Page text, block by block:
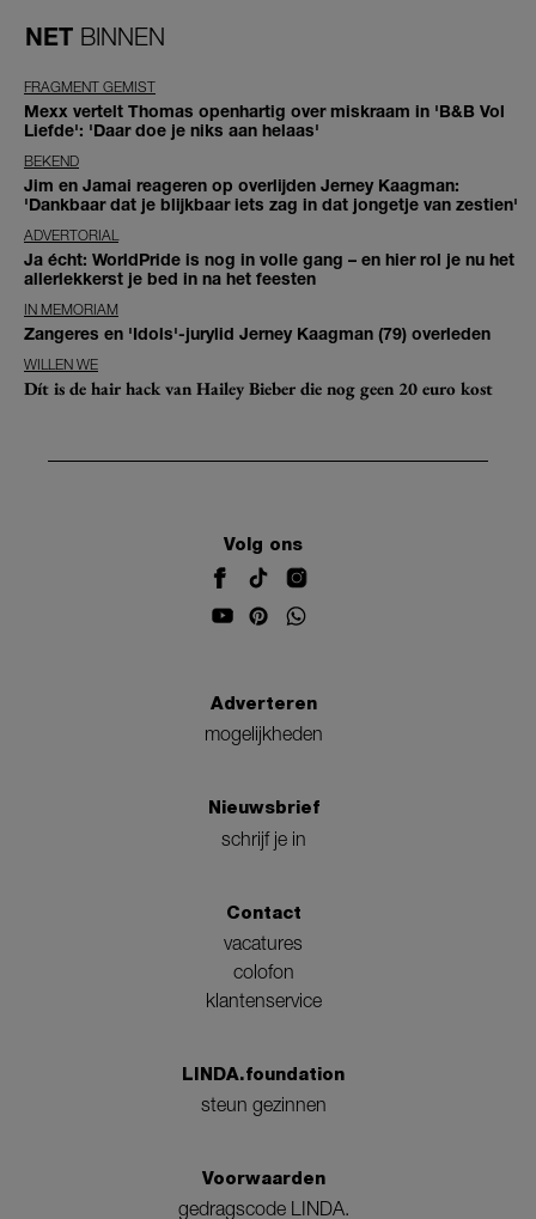
NET BINNEN
FRAGMENT GEMIST
Mexx vertelt Thomas openhartig over miskraam in 'B&B Vol
Liefde': 'Daar doe je niks aan helaas'
BEKEND
Jim en Jamai reageren op overlijden Jerney Kaagman:
'Dankbaar dat je blijkbaar iets zag in dat jongetje van zestien'
ADVERTORIAL
Ja écht: WorldPride is nog in volle gang – en hier rol je nu het
allerlekkerst je bed in na het feesten
IN MEMORIAM
Zangeres en 'Idols'-jurylid Jerney Kaagman (79) overleden
WILLEN WE
Dít is de hair hack van Hailey Bieber die nog geen 20 euro kost
Volg ons
Adverteren
mogelijkheden
Nieuwsbrief
schrijf je in
Contact
vacatures
colofon
klantenservice
LINDA.foundation
steun gezinnen
Voorwaarden
gedragscode LINDA.